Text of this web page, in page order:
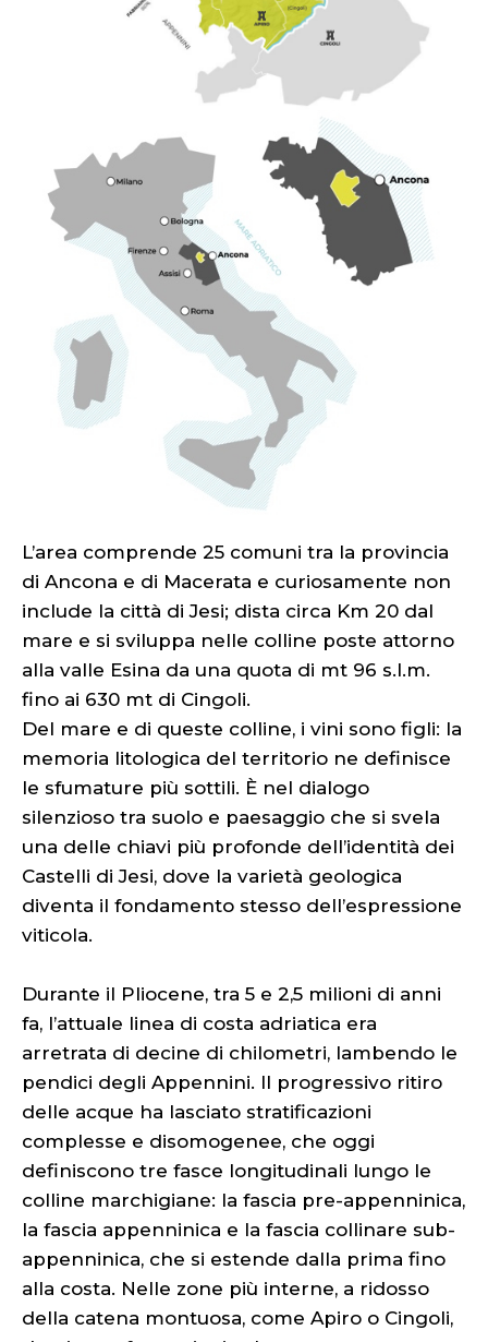
L’area comprende 25 comuni tra la provincia
di Ancona e di Macerata e curiosamente non
include la città di Jesi; dista circa Km 20 dal
mare e si sviluppa nelle colline poste attorno
alla valle Esina da una quota di mt 96 s.l.m.
fino ai 630 mt di Cingoli.
Del mare e di queste colline, i vini sono figli: la
memoria litologica del territorio ne definisce
le sfumature più sottili. È nel dialogo
silenzioso tra suolo e paesaggio che si svela
una delle chiavi più profonde dell’identità dei
Castelli di Jesi, dove la varietà geologica
diventa il fondamento stesso dell’espressione
viticola.
Durante il Pliocene, tra 5 e 2,5 milioni di anni
fa, l’attuale linea di costa adriatica era
arretrata di decine di chilometri, lambendo le
pendici degli Appennini. Il progressivo ritiro
delle acque ha lasciato stratificazioni
complesse e disomogenee, che oggi
definiscono tre fasce longitudinali lungo le
colline marchigiane: la fascia pre-appenninica,
la fascia appenninica e la fascia collinare sub-
appenninica, che si estende dalla prima fino
alla costa. Nelle zone più interne, a ridosso
della catena montuosa, come Apiro o Cingoli,